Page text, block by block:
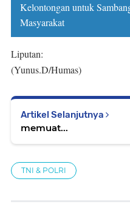
Kelontongan untuk
Masyarakat
Liputan:
(Yunus.D/Humas)
Artikel Selanjutnya
memuat...
TNI & POLRI